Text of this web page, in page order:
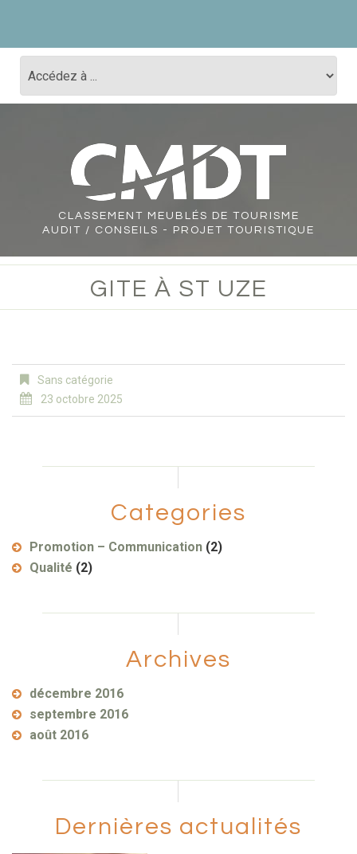
CLASSEMENT
MEUBLÉS DE TOURISME
AUDIT / CONSEILS - PROJET TOURISTIQUE
GITE À ST UZE
Sans catégorie
23 octobre 2025
Categories
Promotion – Communication (2)
Qualité (2)
Archives
décembre 2016
septembre 2016
août 2016
Dernières actualités